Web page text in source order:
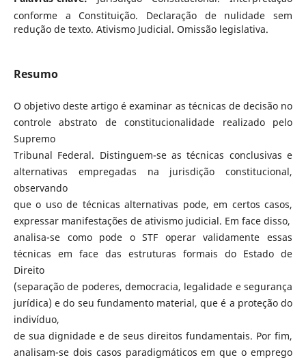
conforme a Constituição. Declaração de nulidade sem
redução de texto. Ativismo Judicial. Omissão legislativa.
Resumo
O objetivo deste artigo é examinar as técnicas de decisão no
controle abstrato de constitucionalidade realizado pelo
Supremo
Tribunal Federal. Distinguem-se as técnicas conclusivas e
alternativas empregadas na jurisdição constitucional,
observando
que o uso de técnicas alternativas pode, em certos casos,
expressar manifestações de ativismo judicial. Em face disso,
analisa-se como pode o STF operar validamente essas
técnicas em face das estruturas formais do Estado de
Direito
(separação de poderes, democracia, legalidade e segurança
jurídica) e do seu fundamento material, que é a proteção do
indivíduo,
de sua dignidade e de seus direitos fundamentais. Por fim,
analisam-se dois casos paradigmáticos em que o emprego